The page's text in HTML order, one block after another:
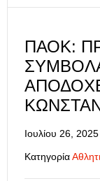
ΠΑΟΚ:
Ιουλίου 26, 2025
Κατηγορία